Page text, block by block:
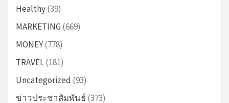
Healthy(39)
MARKETING(669)
MONEY(778)
TRAVEL(181)
Uncategorized (93)
ข่าวประชาสัมพันธ์ (373)